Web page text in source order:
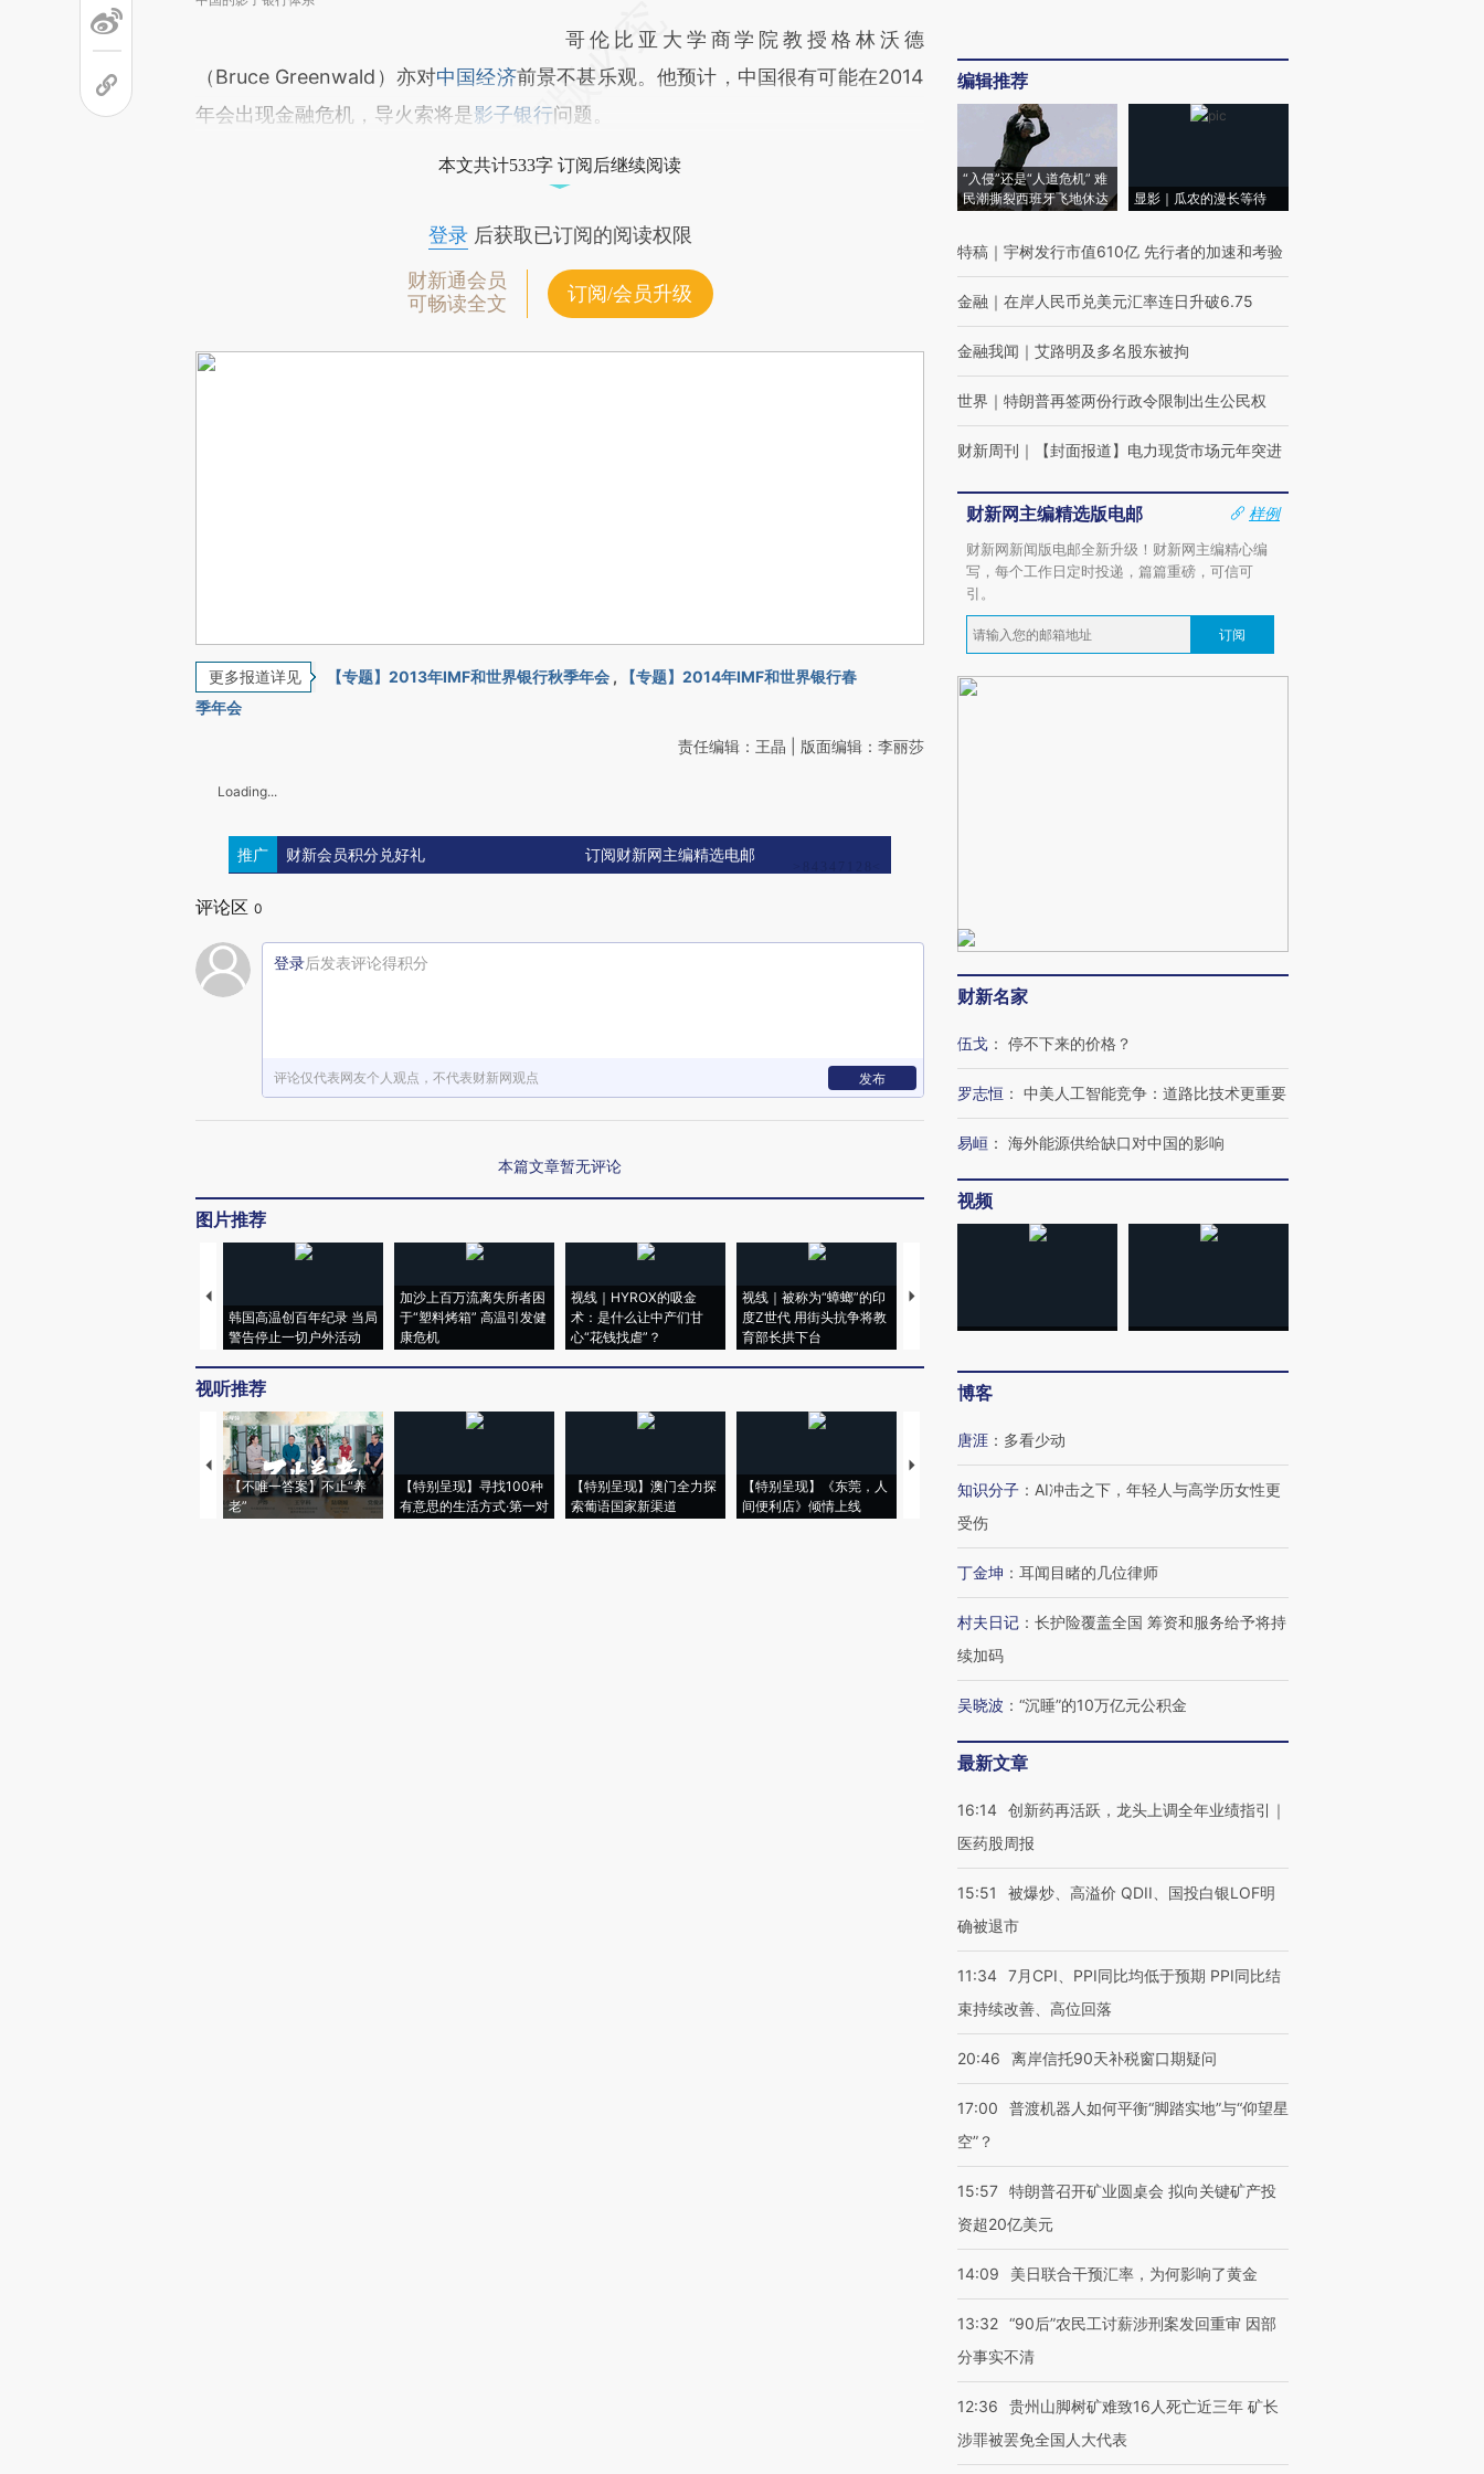
哥伦比亚大学商学院教授格林沃德
（Bruce Greenwald）亦对中国经济前景不甚乐观。他预计，中国很有可能在2014
年会出现金融危机，导火索将是影子银行问题。
本文共计533字 订阅后继续阅读
登录后获取已订阅的阅读权限
财新通会员
可畅读全文
订阅/会员升级
更多报道详见 【专题】2013年IMF和世界银行秋季年会 ,
【专题】2014年IMF和世界银行春
季年会
责任编辑：王晶 | 版面编辑：李丽莎
Loading...
推广 财新会员积分兑好礼 订阅财新网主编精选电邮
评论区 0
登录后发表评论得积分
评论仅代表网友个人观点，不代表财新网观点 发布
本篇文章暂无评论
图片推荐
韩国高温创百年纪录 当局
警告停止一切户外活动
加沙上百万流离失所者困
于“塑料烤箱” 高温引发健
康危机
视线｜HYROX的吸金
术：是什么让中产们甘
心“花钱找虐”？
视线｜被称为“蟑螂”的印
度Z世代 用街头抗争将教
育部长拱下台
视线｜“入侵”还是“人道危
视听推荐
【不唯一答案】不止“养
老”
【特别呈现】寻找100种
有意思的生活方式·第一对
【特别呈现】澳门全力探
索葡语国家新渠道
【特别呈现】《东莞，人
间便利店》倾情上线
【推广】走进第四届链博
会，让数智科技“链”接产
【特别呈现】寻找100种
【商旅对话】华住集团
CFO：不靠规模取胜，华
编辑推荐
“入侵”还是“人道危机” 难
民潮撕裂西班牙飞地休达
显影｜瓜农的漫长等待
特稿 ｜ 宇树发行市值610亿 先行者的加速和考验
金融 ｜ 在岸人民币兑美元汇率连日升破6.75
金融我闻 ｜ 艾路明及多名股东被拘
世界 ｜ 特朗普再签两份行政令限制出生公民权
财新周刊 ｜ 【封面报道】电力现货市场元年突进
财新网主编精选版电邮
样例
财新网新闻版电邮全新升级！财新网主编精心编
写，每个工作日定时投递，篇篇重磅，可信可
引。
订阅
财新名家
伍戈 ： 停不下来的价格？
罗志恒 ： 中美人工智能竞争：道路比技术更重要
易峘 ： 海外能源供给缺口对中国的影响
视频
博客
唐涯 ： 多看少动
知识分子 ： AI冲击之下，年轻人与高学历女性更
受伤
丁金坤 ： 耳闻目睹的几位律师
村夫日记 ： 长护险覆盖全国 筹资和服务给予将持
续加码
吴晓波 ： “沉睡”的10万亿元公积金
最新文章
16:14 创新药再活跃，龙头上调全年业绩指引｜
医药股周报
15:51
被爆炒、高溢价 QDII、国投白银LOF明
确被退市
11:34 7月CPI、PPI同比均低于预期 PPI同比结
束持续改善、高位回落
20:46 离岸信托90天补税窗口期疑问
17:00
普渡机器人如何平衡“脚踏实地”与“仰望星
空”？
15:57 特朗普召开矿业圆桌会 拟向关键矿产投
资超20亿美元
14:09 美日联合干预汇率，为何影响了黄金
13:32 “90后”农民工讨薪涉刑案发回重审 因部
分事实不清
12:36
贵州山脚树矿难致16人死亡近三年 矿长
涉罪被罢免全国人大代表